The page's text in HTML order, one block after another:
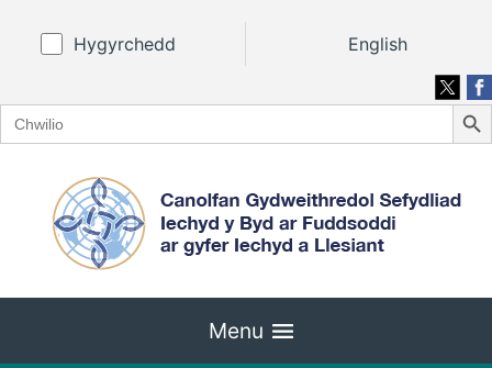
Hygyrchedd English
Search
for:
Menu